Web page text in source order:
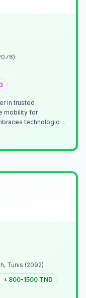
3
mobility for
technological
Tunis (2092)
800-1500 TND